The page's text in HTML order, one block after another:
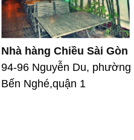
Nhà hàng Chiều Sài Gòn
94-96 Nguyễn Du, phường
Bến Nghé,quận 1